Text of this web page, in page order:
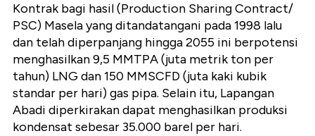
Kontrak bagi hasil (Production Sharing Contract/
PSC) Masela yang ditandatangani pada 1998 lalu
dan telah diperpanjang hingga 2055 ini berpotensi
menghasilkan 9,5 MMTPA (juta metrik ton per
tahun) LNG dan 150 MMSCFD (juta kaki kubik
standar per hari) gas pipa. Selain itu, Lapangan
Abadi diperkirakan dapat menghasilkan produksi
kondensat sebesar 35.000 barel per hari.